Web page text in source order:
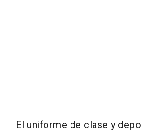
El uniforme de clase y